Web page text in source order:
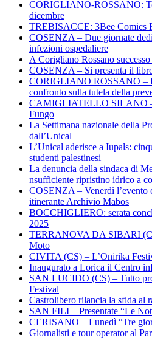
CORIGLIANO-ROSSANO:
dicembre
TREBISACCE: 3Bee Comics
COSENZA – Due giornate
infezioni ospedaliere
A Corigliano Rossano
COSENZA – Si presenta il
CORIGLIANO ROSSANO –
confronto sulla tutela della
CAMIGLIATELLO SILANO –
Fungo
La Settimana nazionale della
dall’Unical
L’Unical aderisce a Iupals:
studenti palestinesi
La denuncia della sindaca di
nsufficiente ripristino idrico a
COSENZA – Venerdì l’evento
itinerante Archivio Mabos
BOCCHIGLIERO: serata
2025
TERRANOVA DA SIBARI
Moto
CIVITA (CS) – L’Onirika
Inaugurato a Lorica il Centro
SAN LUCIDO (CS) – Tutto
Festival
Castrolibero rilancia la sfida al
SAN FILI – Presentate “Le
CERISANO – Lunedì “Tre
Giornalisti e tour operator al